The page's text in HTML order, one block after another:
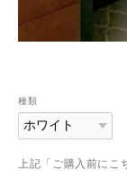
種類
上記「ご購入前にこ